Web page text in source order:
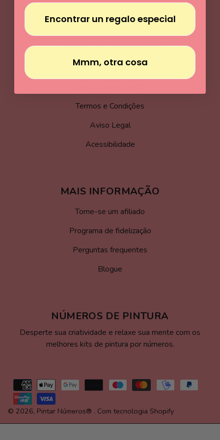
LINKS DE INTERESSE
Política de envio
Termos e Condições
Aviso Legal
Acessibilidade
MAIS INFORMAÇÃO
Torne-se um afiliado
Programa de fidelização
Perguntas frequentes
Blogue
NÚMEROS DE PINTURA
Desperte sua criatividade e relaxe sua mente com os
melhores kits de pintura por números.
Formas
de
pagamento
© 2026, Pintar Números® . Com tecnologia Shopify
Encontrar un regalo especial
Mmm, otra cosa